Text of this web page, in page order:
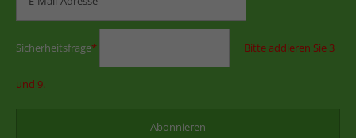
Sicherheitsfrage* Bitte addieren Sie 3
und 9.